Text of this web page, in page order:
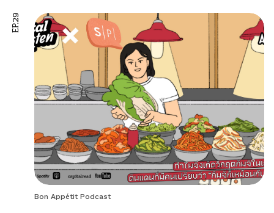
Bon Appétit Podcast
EP.29